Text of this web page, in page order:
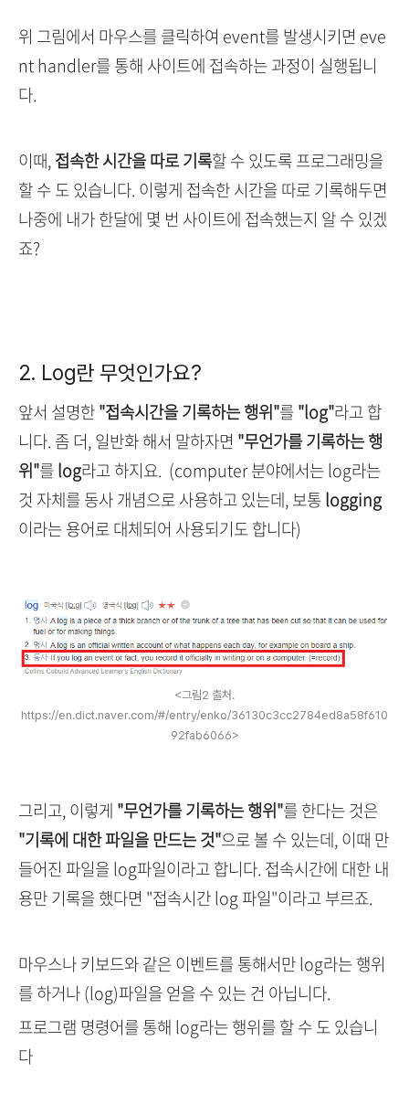
위 그림에서 마우스를 클릭하여 event를 발생시키면 eve
nt handler를 통해 사이트에 접속하는 과정이 실행됩니
다.
이때,접속한 시간을 따로 기록할 수 있도록 프로그래밍을
할 수 도 있습니다. 이렇게 접속한 시간을 따로 기록해두면
나중에 내가 한달에 몇 번 사이트에 접속했는지 알 수 있겠
죠?
2. Log란 무엇인가요?
앞서 설명한"접속시간을 기록하는 행위"를"log"라고 합
니다. 좀 더, 일반화 해서 말하자면 "무언가를 기록하는 행
위"를log라고 하지요. (computer 분야에서는 log라는
것 자체를 동사 개념으로 사용하고 있는데, 보통logging
이라는 용어로 대체되어 사용되기도 합니다)
<그림2 출처.
https://en.dict.naver.com/#/entry/enko/36130c3cc2784ed8a58f610
92fab6066>
그리고, 이렇게 "무언가를 기록하는 행위"를 한다는 것은
"기록에 대한 파일을 만드는 것"으로 볼 수 있는데, 이때 만
들어진 파일을 log파일이라고 합니다. 접속시간에 대한 내
용만 기록을 했다면 "접속시간 log 파일"이라고 부르죠.
마우스나 키보드와 같은 이벤트를 통해서만 log라는 행위
를 하거나 (log)파일을 얻을 수 있는 건 아닙니다.
프로그램 명령어를 통해 log라는 행위를 할 수 도 있습니
다